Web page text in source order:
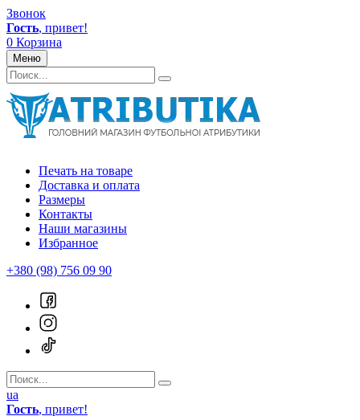
Звонок
Гость, привет!
0 Корзина
Меню
Печать на товаре
Доставка и оплата
Размеры
Контакты
Наши магазины
Избранное
+380 (98) 756 09 90
ua
Гость, привет!